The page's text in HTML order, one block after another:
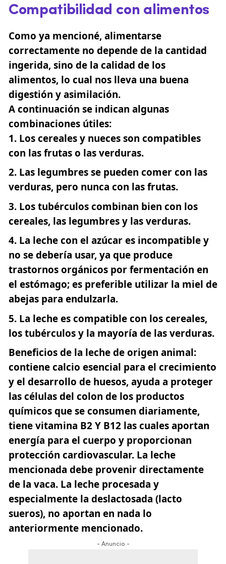
Compatibilidad con alimentos
Como ya mencioné, alimentarse
correctamente no depende de la cantidad
ingerida, sino de la calidad de los
alimentos, lo cual nos lleva una buena
digestión y asimilación.
A continuación se indican algunas
combinaciones útiles:
Los cereales y nueces son compatibles
con las frutas o las verduras.
Las legumbres se pueden comer con las
verduras, pero nunca con las frutas.
Los tubérculos combinan bien con los
cereales, las legumbres y las verduras.
La leche con el azúcar es incompatible y
no se debería usar, ya que produce
trastornos orgánicos por fermentación en
el estómago; es preferible utilizar la miel de
abejas para endulzarla.
La leche es compatible con los cereales,
los tubérculos y la mayoría de las verduras.
Beneficios de la leche de origen animal:
contiene calcio esencial para el crecimiento
y el desarrollo de huesos, ayuda a proteger
las células del colon de los productos
químicos que se consumen diariamente,
tiene vitamina B2 Y B12 las cuales aportan
energía para el cuerpo y proporcionan
protección cardiovascular. La leche
mencionada debe provenir directamente
de la vaca. La leche procesada y
especialmente la deslactosada (lacto
sueros), no aportan en nada lo
anteriormente mencionado.
- Anuncio -